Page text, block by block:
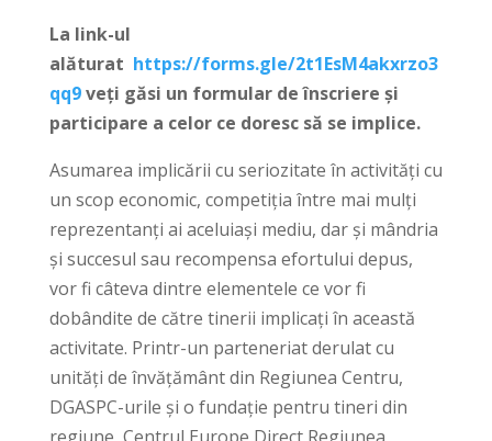
La link-ul
alăturat https://forms.gle/2t1EsM4akxrzo3
qq9veți găsi un formular de înscriere și
participare a celor ce doresc să se implice.
Asumarea implicării cu seriozitate în activități cu
un scop economic, competiția între mai mulți
reprezentanți ai aceluiași mediu, dar și mândria
și succesul sau recompensa efortului depus,
vor fi câteva dintre elementele ce vor fi
dobândite de către tinerii implicați în această
activitate. Printr-un parteneriat derulat cu
unități de învățământ din Regiunea Centru,
DGASPC-urile și o fundație pentru tineri din